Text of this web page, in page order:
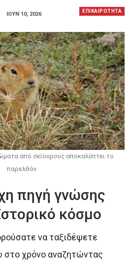
ΕΠΙΚΑΙΡΟΤΗΤΑ
ΙΟΥΝ 10, 2026
από σκίουρους αποκαλύπτει το
παρελθόν
πηγή γνώσης
κόσμο
να ταξιδέψετε
στο χρόνο αναζητώντας